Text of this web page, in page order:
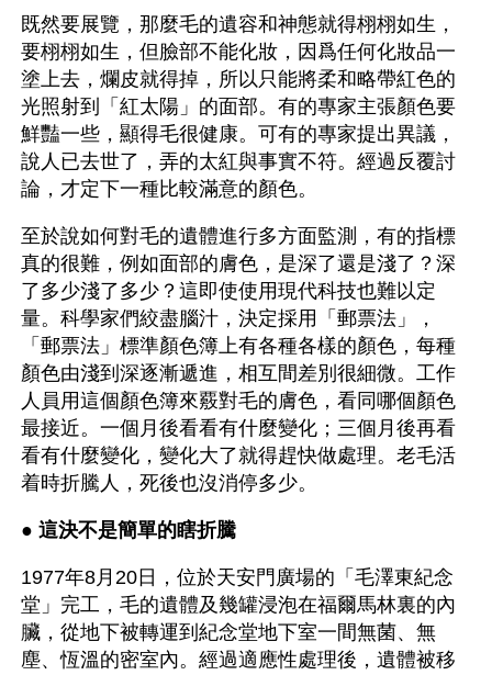
既然要展覽，那麼毛的遺容和神態就得栩栩如生，
要栩栩如生，但臉部不能化妝，因爲任何化妝品一
塗上去，爛皮就得掉，所以只能將柔和略帶紅色的
光照射到「紅太陽」的面部。有的專家主張顏色要
鮮豔一些，顯得毛很健康。可有的專家提出異議，
說人已去世了，弄的太紅與事實不符。經過反覆討
論，才定下一種比較滿意的顏色。
至於說如何對毛的遺體進行多方面監測，有的指標
真的很難，例如面部的膚色，是深了還是淺了？深
了多少淺了多少？這即使使用現代科技也難以定
量。科學家們絞盡腦汁，決定採用「郵票法」，
「郵票法」標準顏色簿上有各種各樣的顏色，每種
顏色由淺到深逐漸遞進，相互間差別很細微。工作
人員用這個顏色簿來覈對毛的膚色，看同哪個顏色
最接近。一個月後看看有什麼變化；三個月後再看
看有什麼變化，變化大了就得趕快做處理。老毛活
着時折騰人，死後也沒消停多少。
● 這決不是簡單的瞎折騰
1977年8月20日，位於天安門廣場的「毛澤東紀念
堂」完工，毛的遺體及幾罐浸泡在福爾馬林裏的內
臟，從地下被轉運到紀念堂地下室一間無菌、無
塵、恆溫的密室內。經過適應性處理後，遺體被移